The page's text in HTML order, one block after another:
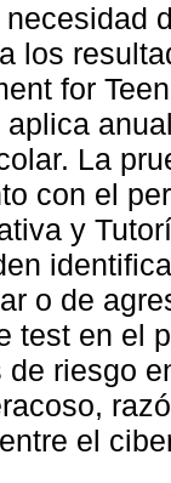
los
for
La
con el
y
o de
test en el
riesgo
el